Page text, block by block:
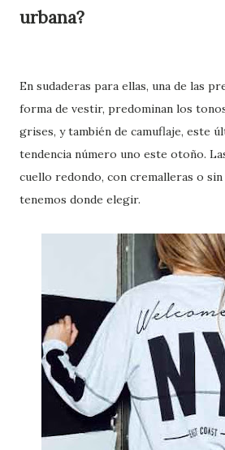
urbana?
En sudaderas para ellas, una de las
forma de vestir, predominan los
grises, y también de camuflaje, este
tendencia número uno este otoño.
cuello redondo, con cremalleras o sin
tenemos donde elegir.